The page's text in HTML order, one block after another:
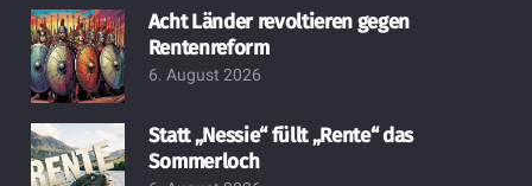
Acht Länder revoltieren gegen
Rentenreform
6. August 2026
Statt „Nessie“ füllt „Rente“ das
Sommerloch